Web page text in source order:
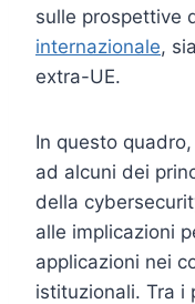
sulle prospettive
internazionale,
extra-UE.
In questo
ad alcuni dei
della
alle implicazioni
applicazioni nei
istituzionali. Tra i